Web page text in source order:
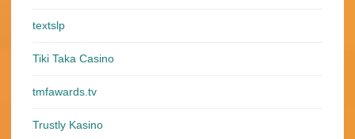
textslp
Tiki Taka Casino
tmfawards.tv
Trustly Kasino